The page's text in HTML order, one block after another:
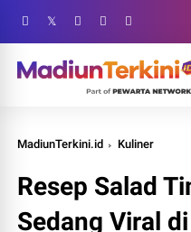
MadiunTerkini.id Kuliner
Resep Salad
Sedang Viral